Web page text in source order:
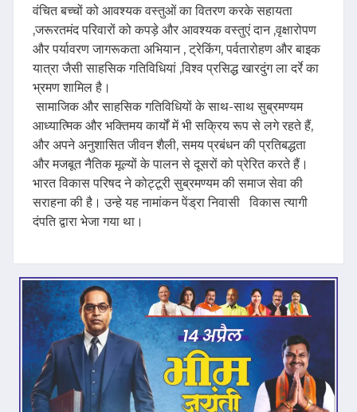
वंचित बच्चों को आवश्यक वस्तुओं का वितरण करके सहायता
,जरूरतमंद परिवारों को कपड़े और आवश्यक वस्तुएं दान ,वृक्षारोपण
और पर्यावरण जागरूकता अभियान , ट्रेकिंग, पर्वतारोहण और बाइक
यात्रा जैसी साहसिक गतिविधियां ,विश्व प्रसिद्ध खारदुंग ला दर्रे का
भ्रमण शामिल है।
सामाजिक और साहसिक गतिविधियों के साथ-साथ सुब्रमण्यम
आध्यात्मिक और भक्तिमय कार्यों में भी सक्रिय रूप से लगे रहते हैं,
और अपने अनुशासित जीवन शैली, समय प्रबंधन की प्रतिबद्धता
और मजबूत नैतिक मूल्यों के पालन से दूसरों को प्रेरित करते हैं।
भारत विकास परिषद ने कोट्टूरी सुब्रमण्यम की समाज सेवा की
सराहना की है। उन्हे यह नामांकन पेंड्रा निवासी विकास त्यागी
दंपति द्वारा भेजा गया था।